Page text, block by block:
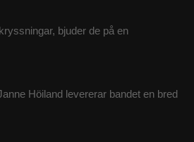
bjuder de på en
Höiland levererar bandet en bred